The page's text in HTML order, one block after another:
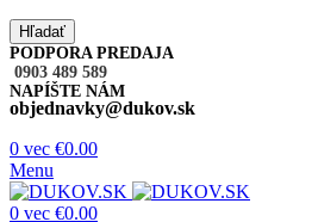
Hľadať
PODPORA PREDAJA
0903 489 589
NAPÍŠTE NÁM
objednavky@dukov.sk
0 vec €0.00
Menu
0 vec €0.00